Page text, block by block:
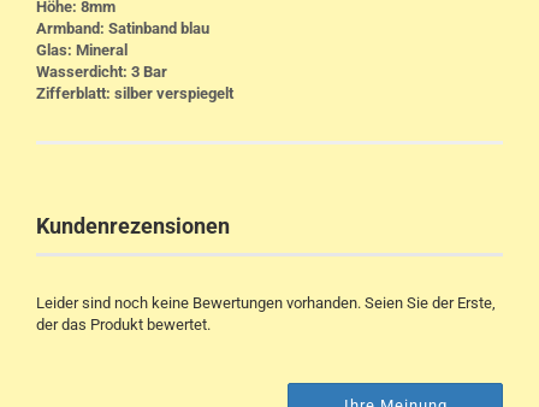
Höhe: 8mm
Armband: Satinband blau
Glas: Mineral
Wasserdicht: 3 Bar
Zifferblatt: silber verspiegelt
Kundenrezensionen
Leider sind noch keine Bewertungen vorhanden. Seien Sie der Erste,
der das Produkt bewertet.